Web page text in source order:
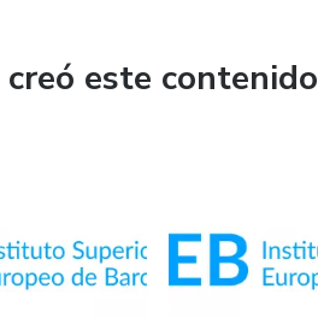
este contenido